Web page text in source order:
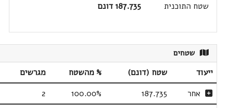
שטח התוכנית
187.735 דונם
שטחים
ייעוד שטח (דונם) % מהשטח מגרשים
אחר
187.735
100.00%
2